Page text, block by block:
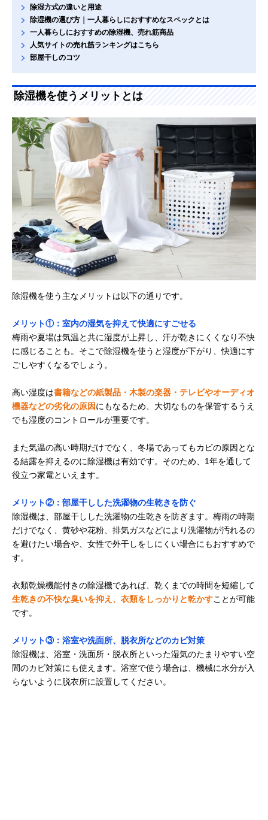
除湿方式の違いと用途
除湿機の選び方｜一人暮らしにおすすめなスペックとは
一人暮らしにおすすめの除湿機、売れ筋商品
人気サイトの売れ筋ランキングはこちら
部屋干しのコツ
除湿機を使うメリットとは
除湿機を使う主なメリットは以下の通りです。
メリット①：室内の湿気を抑えて快適にすごせる
梅雨や夏場は気温と共に湿度が上昇し、汗が乾きにくくなり不快
に感じることも。そこで除湿機を使うと湿度が下がり、快適にす
ごしやすくなるでしょう。
高い湿度は書籍などの紙製品・木製の楽器・テレビやオーディオ
機器などの劣化の原因にもなるため、大切なものを保管するうえ
でも湿度のコントロールが重要です。
また気温の高い時期だけでなく、冬場であってもカビの原因とな
る結露を抑えるのに除湿機は有効です。そのため、1年を通して
役立つ家電といえます。
メリット②：部屋干しした洗濯物の生乾きを防ぐ
除湿機は、部屋干しした洗濯物の生乾きを防ぎます。梅雨の時期
だけでなく、黄砂や花粉、排気ガスなどにより洗濯物が汚れるの
を避けたい場合や、女性で外干しをしにくい場合にもおすすめで
す。
衣類乾燥機能付きの除湿機であれば、乾くまでの時間を短縮して
生乾きの不快な臭いを抑え、衣類をしっかりと乾かすことが可能
です。
メリット③：浴室や洗面所、脱衣所などのカビ対策
除湿機は、浴室・洗面所・脱衣所といった湿気のたまりやすい空
間のカビ対策にも使えます。浴室で使う場合は、機械に水分が入
らないように脱衣所に設置してください。